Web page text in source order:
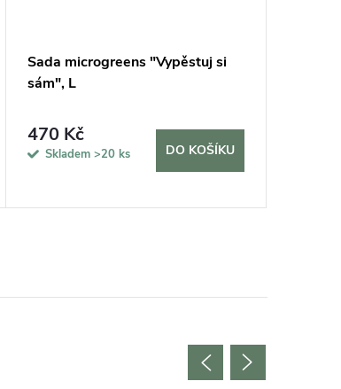
Sada microgreens "Vypěstuj si
sám", L
470 Kč
Skladem >20 ks DO KOŠÍKU